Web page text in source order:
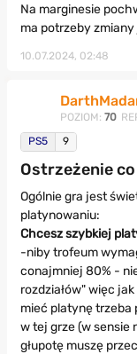
Na marginesie
ma potrzeby zmiany
10.07.2024, 02:48
POZIOM: 70
PS5 9
Ostrzeżenie
Ogólnie gra jest
platynowaniu:
Chcesz szybkiej
-niby trofeum
conajmniej 80% -
rozdziałów" więc
mieć platynę trzeba
w tej grze (w sensie
głupotę muszę